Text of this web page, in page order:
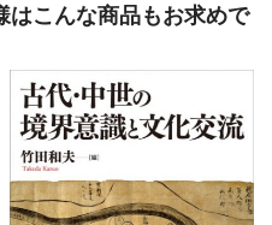
はこんな商品もお求めで